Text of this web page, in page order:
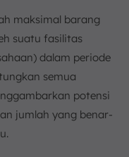
maksimal barang
suatu fasilitas
dalam periode
semua
potensi
jumlah yang benar-